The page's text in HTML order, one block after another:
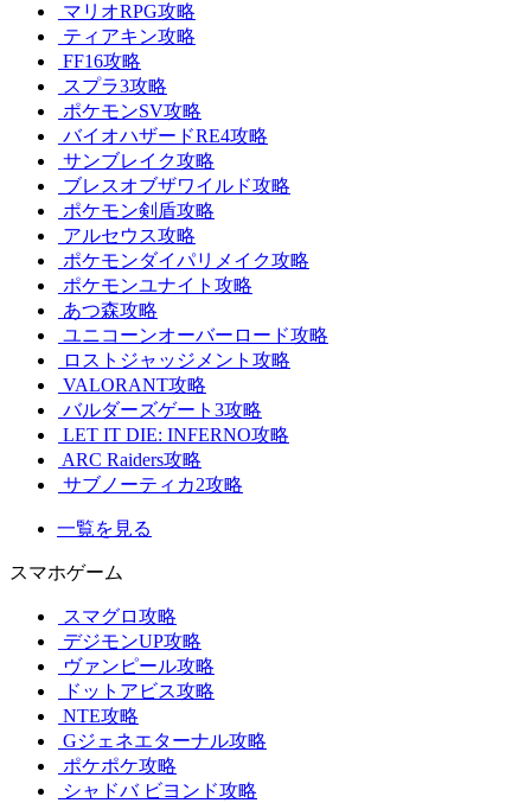
マリオRPG攻略
ティアキン攻略
FF16攻略
スプラ3攻略
ポケモンSV攻略
バイオハザードRE4攻略
サンブレイク攻略
ブレスオブザワイルド攻略
ポケモン剣盾攻略
アルセウス攻略
ポケモンダイパリメイク攻略
ポケモンユナイト攻略
あつ森攻略
ユニコーンオーバーロード攻略
ロストジャッジメント攻略
VALORANT攻略
バルダーズゲート3攻略
LET IT DIE: INFERNO攻略
ARC Raiders攻略
サブノーティカ2攻略
一覧を見る
スマホゲーム
スマグロ攻略
デジモンUP攻略
ヴァンピール攻略
ドットアビス攻略
NTE攻略
Gジェネエターナル攻略
ポケポケ攻略
シャドバ ビヨンド攻略